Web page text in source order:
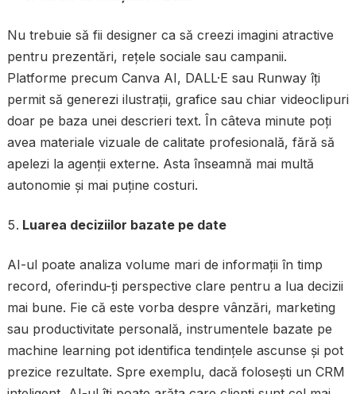
Nu trebuie să fii designer ca să creezi imagini atractive
pentru prezentări, rețele sociale sau campanii.
Platforme precum Canva AI, DALL·E sau Runway îți
permit să generezi ilustrații, grafice sau chiar videoclipuri
doar pe baza unei descrieri text. În câteva minute poți
avea materiale vizuale de calitate profesională, fără să
apelezi la agenții externe. Asta înseamnă mai multă
autonomie și mai puține costuri.
Luarea deciziilor bazate pe date
AI-ul poate analiza volume mari de informații în timp
record, oferindu-ți perspective clare pentru a lua decizii
mai bune. Fie că este vorba despre vânzări, marketing
sau productivitate personală, instrumentele bazate pe
machine learning pot identifica tendințele ascunse și pot
prezice rezultate. Spre exemplu, dacă folosești un CRM